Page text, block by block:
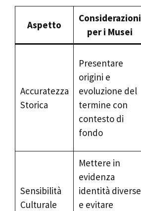
Aspetto
Considerazioni
per i Musei
Accuratezza
Storica
Presentare
origini e
evoluzione del
termine con
contesto di
fondo
Sensibilità
Culturale
Mettere in
evidenza
identità diverse
e evitare